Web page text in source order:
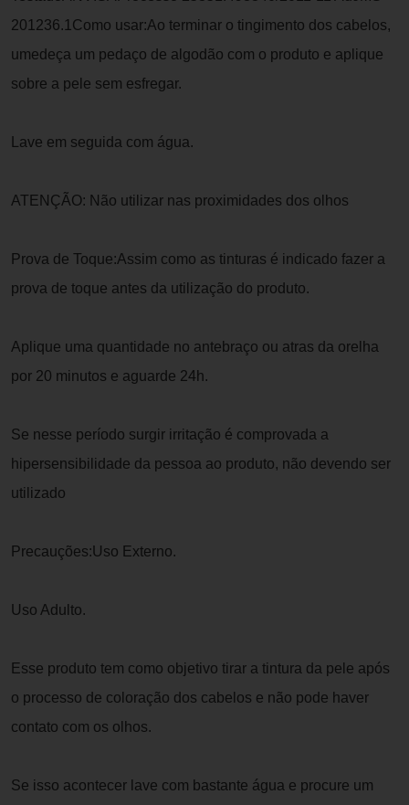
201236.1Como usar:Ao terminar o tingimento dos cabelos,
umedeça um pedaço de algodão com o produto e aplique
sobre a pele sem esfregar.
Lave em seguida com água.
ATENÇÃO: Não utilizar nas proximidades dos olhos
Prova de Toque:Assim como as tinturas é indicado fazer a
prova de toque antes da utilização do produto.
Aplique uma quantidade no antebraço ou atras da orelha
por 20 minutos e aguarde 24h.
Se nesse período surgir irritação é comprovada a
hipersensibilidade da pessoa ao produto, não devendo ser
utilizado
Precauções:Uso Externo.
Uso Adulto.
Esse produto tem como objetivo tirar a tintura da pele após
o processo de coloração dos cabelos e não pode haver
contato com os olhos.
Se isso acontecer lave com bastante água e procure um